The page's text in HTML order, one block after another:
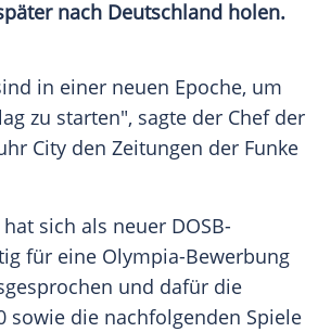
nach Deutschland holen.
in einer neuen Epoche, um
zu starten", sagte der Chef der
City den Zeitungen der Funke
hat sich als neuer DOSB-
für eine Olympia-Bewerbung
und dafür die
sowie die nachfolgenden Spiele